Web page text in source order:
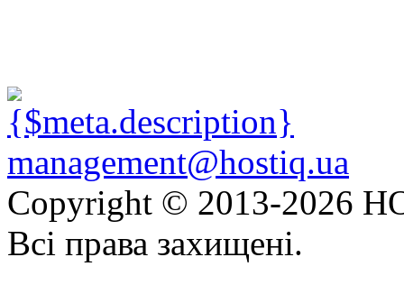
management@hostiq.ua
Copyright © 2013-2026
Всі права захищені.